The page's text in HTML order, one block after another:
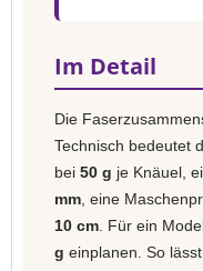
Im Detail
Die
Technisch bedeutet
bei 50 g je Knäuel,
mm , eine
10 cm . Für ein
g einplanen. So